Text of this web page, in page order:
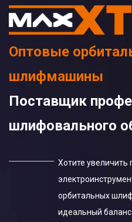
Оптовые
шлифмашины
Поставщик
шлифовального
Хотите увеличить
орбитальных
идеальный баланс